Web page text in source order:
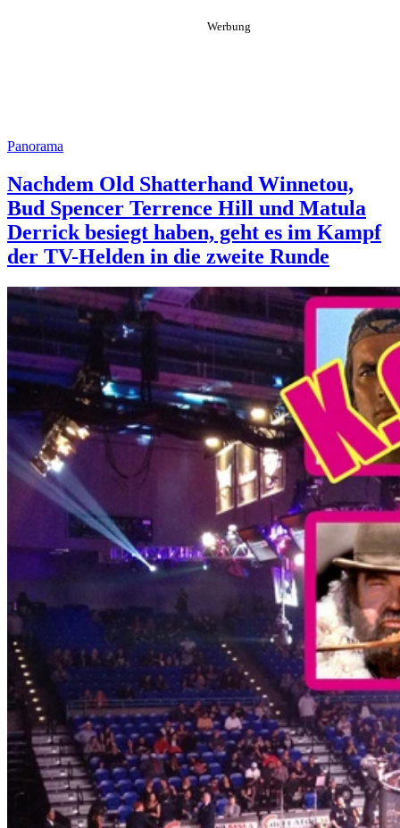
Panorama
Nachdem Old Shatterhand Winnetou,
Bud Spencer Terrence Hill und Matula
Derrick besiegt haben, geht es im Kampf
der TV-Helden in die zweite Runde